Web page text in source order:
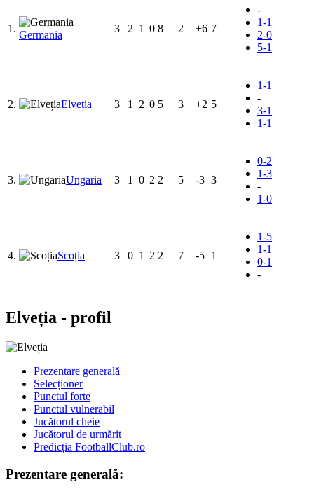
1.
Germania
3 2 1 0 8 2 +6 7
-
1-1
2-0
5-1
2. Elveția 3 1 2 0 5 3 +2 5
1-1
-
3-1
1-1
3. Ungaria 3 1 0 2 2 5 -3 3
0-2
1-3
-
1-0
4. Scoția 3 0 1 2 2 7 -5 1
1-5
1-1
0-1
-
Elveția - profil
Prezentare generală
Selecționer
Punctul forte
Punctul vulnerabil
Jucătorul cheie
Jucătorul de urmărit
Predicția FootballClub.ro
Prezentare generală: